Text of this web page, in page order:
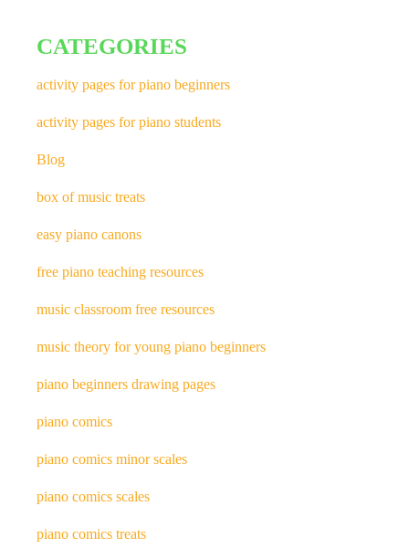
CATEGORIES
activity pages for piano beginners
activity pages for piano students
Blog
box of music treats
easy piano canons
free piano teaching resources
music classroom free resources
music theory for young piano beginners
piano beginners drawing pages
piano comics
piano comics minor scales
piano comics scales
piano comics treats